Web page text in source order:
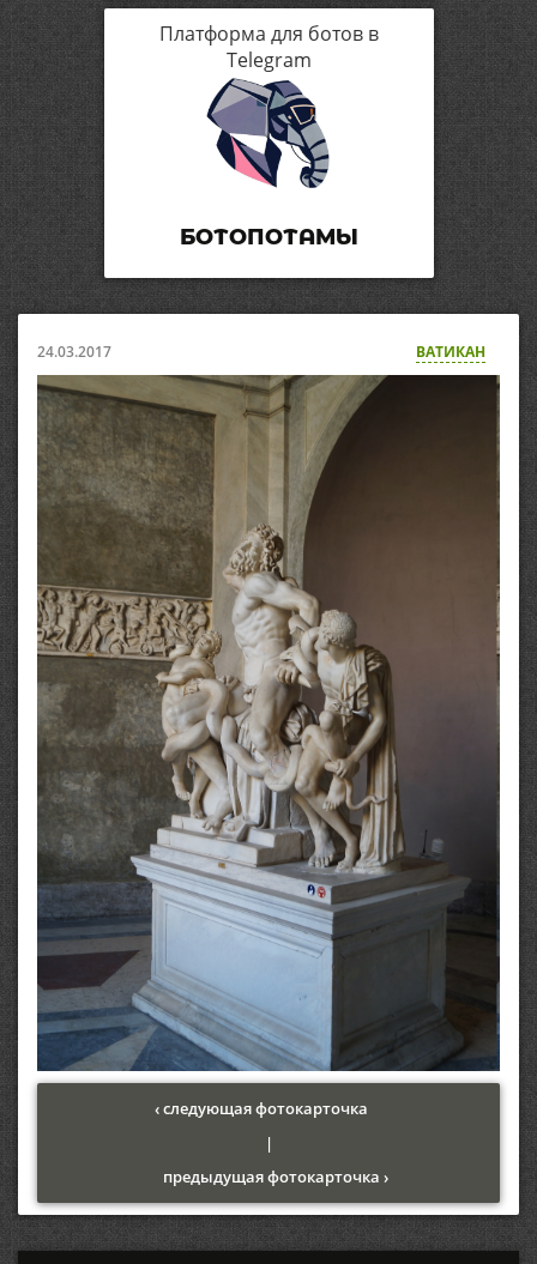
Платформа для ботов в
Telegram
БОТОПОТАМЫ
24.03.2017 ВАТИКАН
‹ следующая фотокарточка
|
предыдущая фотокарточка ›